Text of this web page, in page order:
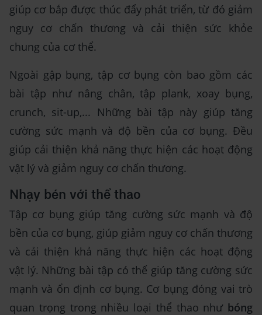
giúp cơ bắp được thúc đẩy phát triển, từ đó giảm
nguy cơ chấn thương và cải thiện sức khỏe
chung của cơ thể.
Ngoài gập bụng, tập cơ bụng còn bao gồm các
bài tập như nâng chân, tập plank, xoay bụng,
crunch, sit-up,... Những bài tập này giúp tăng
cường sức mạnh và độ bền của cơ bụng. Đều
giúp cải thiện khả năng thực hiện các hoạt động
vật lý và giảm nguy cơ chấn thương.
Nhạy bén với thể thao
Tập cơ bụng giúp tăng cường sức mạnh và độ
bền của cơ bụng, giúp giảm nguy cơ chấn thương
và cải thiện khả năng thực hiện các hoạt động
vật lý. Những bài tập có thể giúp tăng cường sức
mạnh và ổn định cơ bụng. Cơ bụng đóng vai trò
quan trọng trong nhiều loại thể thao như bóng